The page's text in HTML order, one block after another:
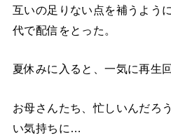
互いの足りない点を補うよう
代で配信をとった。
夏休みに入ると、一気に再生
お母さんたち、忙しいんだろ
い気持ちに…